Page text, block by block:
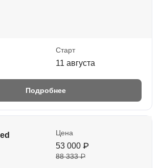
Старт
11 августа
Подробнее
Цена
53 000 ₽
88 333 ₽